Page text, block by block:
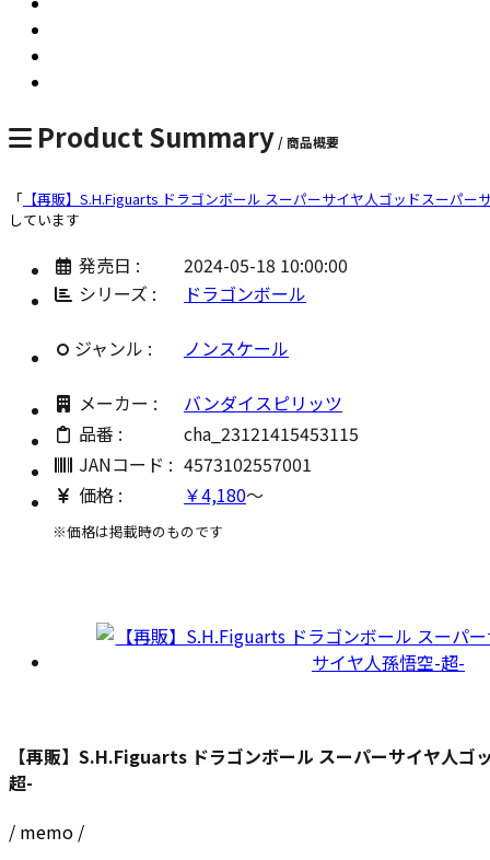
Product Summary / 商品概要
「 【再販】S.H.Figuarts ドラゴンボール スーパーサイヤ人ゴッドスーパー
しています
発売日 :
2024-05-18 10:00:00
シリーズ :
ドラゴンボール
ジャンル : ノンスケール
メーカー :
バンダイスピリッツ
品番 :
cha_23121415453115
JANコード : 4573102557001
価格 :
￥4,180～
※価格は掲載時のものです
【再販】S.H.Figuarts ドラゴンボール スーパーサイヤ人ゴ
超-
/ memo /